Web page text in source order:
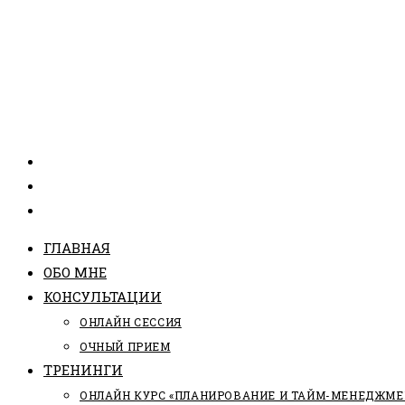
ГЛАВНАЯ
ОБО МНЕ
КОНСУЛЬТАЦИИ
ОНЛАЙН СЕССИЯ
ОЧНЫЙ ПРИЕМ
ТРЕНИНГИ
ОНЛАЙН КУРС «ПЛАНИРОВАНИЕ И ТАЙМ-